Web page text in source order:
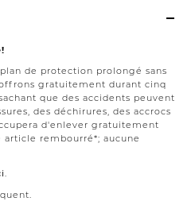
de protection prolongé sans
gratuitement durant cinq
que des accidents peuvent
des déchirures, des accrocs
d'enlever gratuitement
article rembourré*; aucune
.